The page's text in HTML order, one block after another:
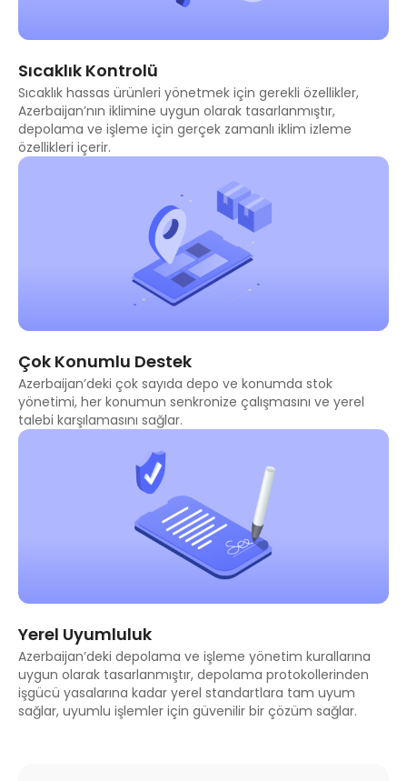
Sıcaklık Kontrolü
Sıcaklık hassas ürünleri yönetmek için gerekli özellikler,
Azerbaijan’nın iklimine uygun olarak tasarlanmıştır,
depolama ve işleme için gerçek zamanlı iklim izleme
özellikleri içerir.
Çok Konumlu Destek
Azerbaijan’deki çok sayıda depo ve konumda stok
yönetimi, her konumun senkronize çalışmasını ve yerel
talebi karşılamasını sağlar.
Yerel Uyumluluk
Azerbaijan’deki depolama ve işleme yönetim kurallarına
uygun olarak tasarlanmıştır, depolama protokollerinden
işgücü yasalarına kadar yerel standartlara tam uyum
sağlar, uyumlu işlemler için güvenilir bir çözüm sağlar.